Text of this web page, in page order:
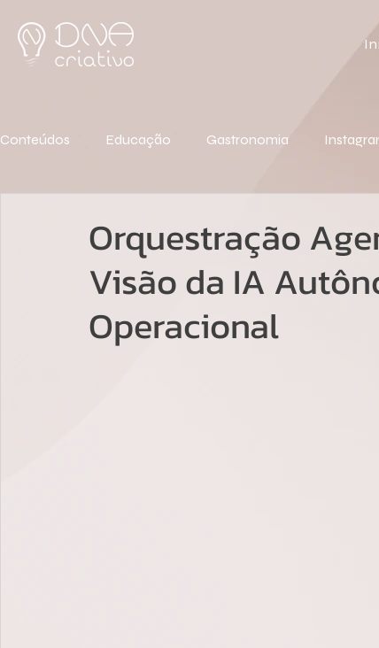
Conteúdos Educação Gastronomia
Orquestração
Visão da IA
Operacional